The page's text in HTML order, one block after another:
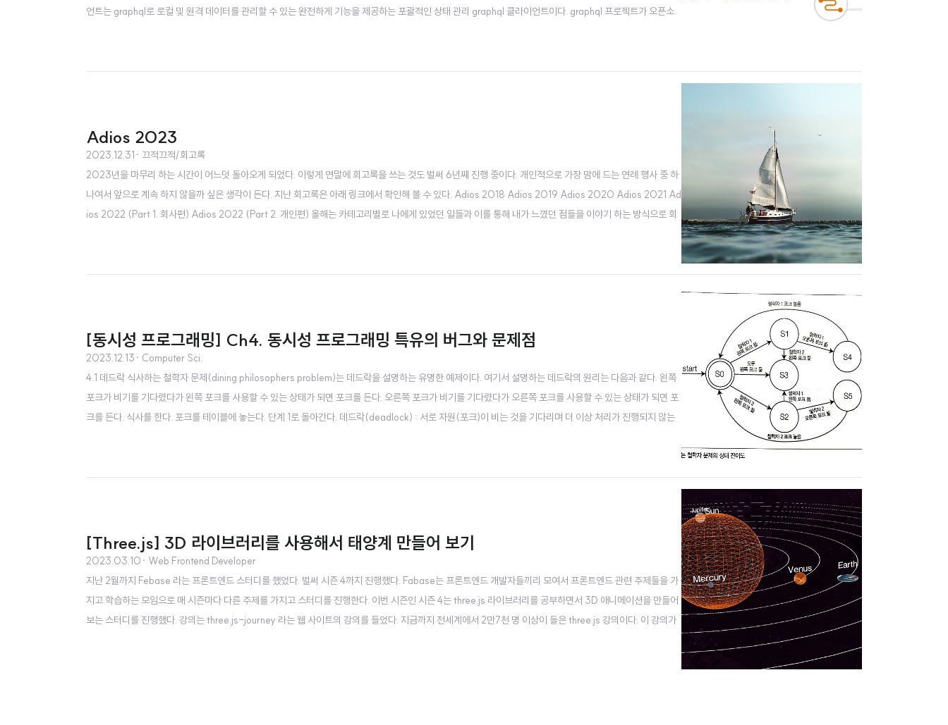
언트는 graphql로 로컬 및 원격 데이터를 관리할 수 있는 완전하게 기능을 제공하는 포괄적인 상태 관리 graphql 클라이언트이다. graphql 프로젝트가 오픈소
Adios 2023
2023.12.31 · 끄적끄적/회고록
2023년을 마무리 하는 시간이 어느덧 돌아오게 되었다. 이렇게 연말에 회고록을 쓰는 것도 벌써 6년째 진행 중이다. 개인적으로 가장 맘에 드는 연례 행사 중 하
나여서 앞으로 계속 하지 않을까 싶은 생각이 든다. 지난 회고록은 아래 링크에서 확인해 볼 수 있다. Adios 2018 Adios 2019 Adios 2020 Adios 2021 Ad
ios 2022 (Part 1. 회사편) Adios 2022 (Part 2. 개인편) 올해는 카테고리별로 나에게 있었던 일들과 이를 통해 내가 느꼈던 점들을 이야기 하는 방식으로 회
[동시성 프로그래밍] Ch4. 동시성 프로그래밍 특유의 버그와 문제점
2023.12.13 · Computer Sci.
4.1 데드락 식사하는 철학자 문제(dining philosophers problem)는 데드락을 설명하는 유명한 예제이다. 여기서 설명하는 데드락의 원리는 다음과 같다. 왼쪽
포크가 비기를 기다렸다가 왼쪽 포크를 사용할 수 있는 상태가 되면 포크를 든다. 오른쪽 포크가 비기를 기다렸다가 오른쪽 포크를 사용할 수 있는 상태가 되면 포
크를 든다. 식사를 한다. 포크를 테이블에 놓는다. 단계 1로 돌아간다. 데드락(deadlock) : 서로 자원(포크)이 비는 것을 기다리며 더 이상 처리가 진행되지 않는
[Three.js] 3D 라이브러리를 사용해서 태양계 만들어 보기
2023.03.10 · Web Frontend Developer
지난 2월까지 Febase 라는 프론트엔드 스터디를 했었다. 벌써 시즌 4까지 진행했다. Fabase는 프론트엔드 개발자들끼리 모여서 프론트엔드 관련 주제들을 가
지고 학습하는 모임으로 매 시즌마다 다른 주제를 가지고 스터디를 진행한다. 이번 시즌인 시즌 4는 three.js 라이브러리를 공부하면서 3D 애니메이션을 만들어
보는 스터디를 진행했다. 강의는 three.js-journey 라는 웹 사이트의 강의를 들었다. 지금까지 전세계에서 2만7천 명 이상이 들은 three.js 강의이다. 이 강의가